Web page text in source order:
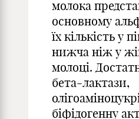
молока
основному
їх кількість у
нижча ніж у
молоці.
бета-лактази,
біфідогенну